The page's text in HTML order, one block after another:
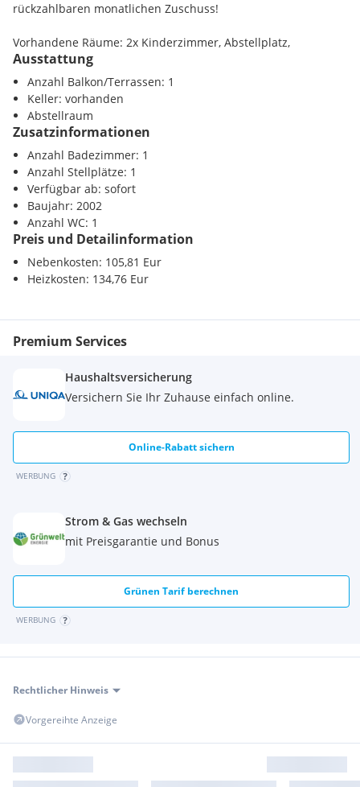
rückzahlbaren monatlichen Zuschuss!
Vorhandene Räume: 2x Kinderzimmer, Abstellplatz,
Abstellraum, Bad, Balkon, Kellerabteil, Küche, Schlafzimmer,
Vorraum, WC, Wohn/Esszimmer
Anzahlung: EUR 2667.36
Ausstattung
Anzahl Balkon/Terrassen: 1
Keller: vorhanden
Abstellraum
Zusatzinformationen
Anzahl Badezimmer: 1
Anzahl Stellplätze: 1
Verfügbar ab: sofort
Baujahr: 2002
Anzahl WC: 1
Preis und Detailinformation
Nebenkosten: 105,81 Eur
Heizkosten: 134,76 Eur
Premium Services
Haushaltsversicherung
Versichern Sie Ihr Zuhause einfach online.
Online-Rabatt sichern
WERBUNG
Strom & Gas wechseln
mit Preisgarantie und Bonus
Grünen Tarif berechnen
WERBUNG
Rechtlicher Hinweis
Vorgereihte Anzeige